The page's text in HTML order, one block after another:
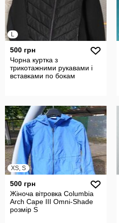
L
500 грн
Чорна куртка з
трикотажними рукавами і
вставками по бокам
XS, S
500 грн
Жіноча вітровка Columbia
Arch Cape III Omni-Shade
розмір S